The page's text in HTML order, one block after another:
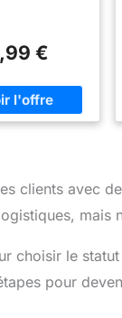
€
clients avec
mais
choisir le
pour